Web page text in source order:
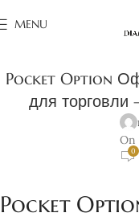
MENU
Pocket Option
для торговли
On
0
Pocket